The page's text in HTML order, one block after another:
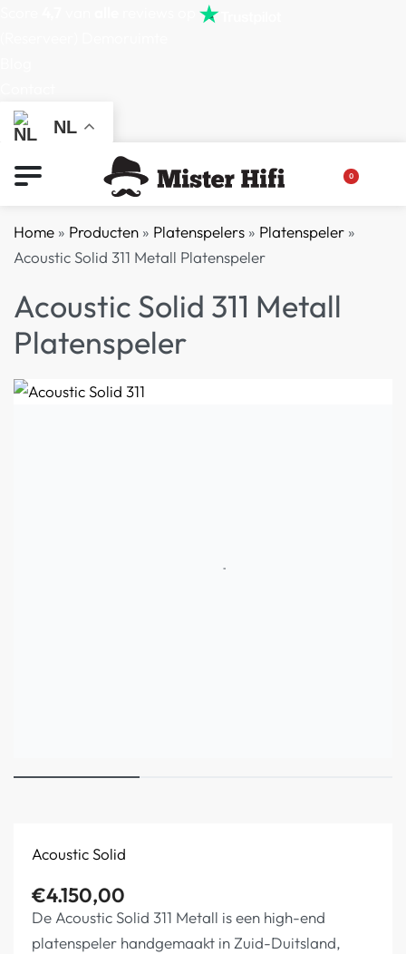
NL
0
Home » Producten » Platenspelers » Platenspeler »
Acoustic Solid 311 Metall Platenspeler
Acoustic Solid 311 Metall
Platenspeler
Acoustic Solid
€4.150,00
De Acoustic Solid 311 Metall is een high-end
platenspeler handgemaakt in Zuid-Duitsland,